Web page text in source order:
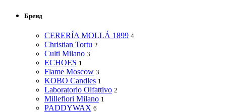
Бренд
CERERÍA MOLLÁ 1899 4
Christian Tortu 2
Culti Milano 3
ECHOES 1
Flame Moscow 3
KOBO Candles 1
Laboratorio Olfattivo 2
Millefiori Milano 1
PADDYWAX 6